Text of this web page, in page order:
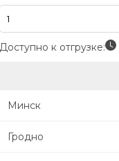
Доступно к отгрузке:
Минск
Гродно